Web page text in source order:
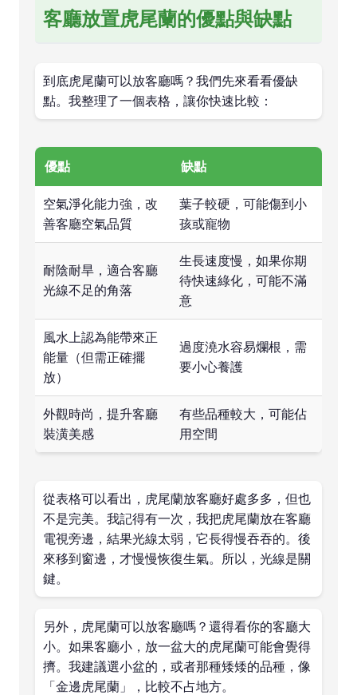
客廳放置虎尾蘭的優點與缺點
到底虎尾蘭可以放客廳嗎？我們先來看看優缺
點。我整理了一個表格，讓你快速比較：
優點 缺點
空氣淨化能力強，改
善客廳空氣品質
葉子較硬，可能傷到小
孩或寵物
耐陰耐旱，適合客廳
光線不足的角落
生長速度慢，如果你期
待快速綠化，可能不滿
意
風水上認為能帶來正
能量（但需正確擺
放）
過度澆水容易爛根，需
要小心養護
外觀時尚，提升客廳
裝潢美感
有些品種較大，可能佔
用空間
從表格可以看出，虎尾蘭放客廳好處多多，但也
不是完美。我記得有一次，我把虎尾蘭放在客廳
電視旁邊，結果光線太弱，它長得慢吞吞的。後
來移到窗邊，才慢慢恢復生氣。所以，光線是關
鍵。
另外，虎尾蘭可以放客廳嗎？還得看你的客廳大
小。如果客廳小，放一盆大的虎尾蘭可能會覺得
擠。我建議選小盆的，或者那種矮矮的品種，像
「金邊虎尾蘭」，比較不占地方。